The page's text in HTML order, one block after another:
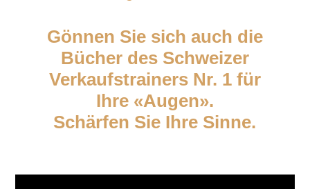
Gönnen Sie sich auch die
Bücher des Schweizer
Verkaufstrainers Nr. 1 für
Ihre «Augen».
Schärfen Sie Ihre Sinne.